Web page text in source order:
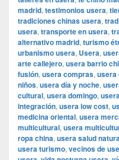
madrid, testimonios usera,
tradiciones chinas usera,
usera, transporte en usera,
alternativo madrid, turismo
urbanismo usera, Usera,
arte callejero, usera barrio
fusión, usera compras, usera
niños, usera día y noche,
cultural, usera domingo,
integración, usera low cost,
medicina oriental, usera
multicultural, usera
ropa china, usera salud
usera turismo, vecinos de